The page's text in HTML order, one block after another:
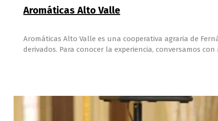
Aromáticas Alto Valle
Aromáticas Alto Valle es una cooperativa agraria de
derivados. Para conocer la experiencia, conversamos